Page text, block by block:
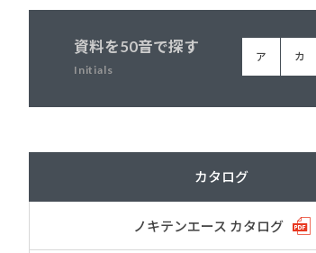
製品情報
建築・重防食・自動車補修用の各分野で、
幅広い製品ラインナップをご用意してい
紹介します。
お問い合わせにあたっては、まずは「よく
あるご質問」をご参照ください。
物や大型構造物用、自動車の補修塗装向け
資料を50音で探す
Initials
ア カ
カタログ
ノキテンエース カタログ